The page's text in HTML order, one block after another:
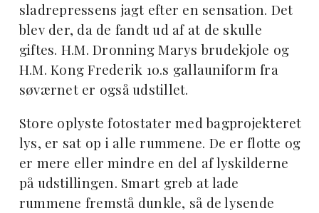
sladrepressens jagt efter en sensation. Det
blev der, da de fandt ud af at de skulle
giftes. H.M. Dronning Marys brudekjole og
H.M. Kong Frederik 10.s gallauniform fra
søværnet er også udstillet.
Store oplyste fotostater med bagprojekteret
lys, er sat op i alle rummene. De er flotte og
er mere eller mindre en del af lyskilderne
på udstillingen. Smart greb at lade
rummene fremstå dunkle, så de lysende